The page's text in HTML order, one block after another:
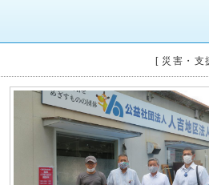
[ 災害・支